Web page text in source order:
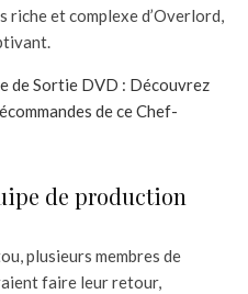
riche et complexe d’Overlord,
de Sortie DVD : Découvrez
de ce Chef-
de production
plusieurs membres de
faire leur retour,